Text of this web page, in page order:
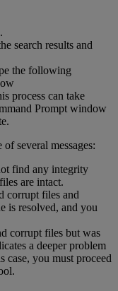
search results and
the following
process can take
Prompt window
several messages:
find any integrity
are intact.
corrupt files and
is resolved, and you
corrupt files but was
a deeper problem
case, you must proceed